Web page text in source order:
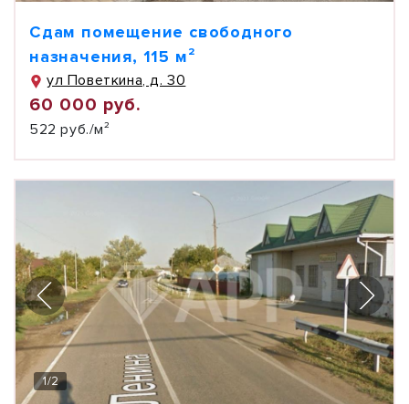
Сдам помещение свободного
назначения, 115 м²
ул Поветкина, д. 30
60 000 руб.
522 руб./м²
1/2